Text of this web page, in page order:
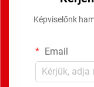
Képviselőnk
Email